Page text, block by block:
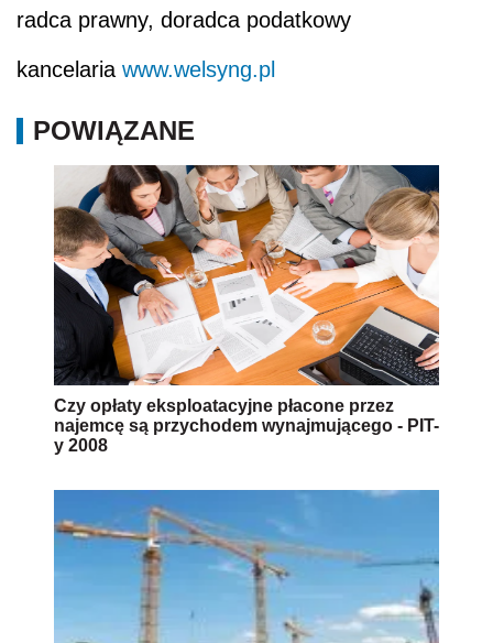
radca prawny, doradca podatkowy
kancelaria www.welsyng.pl
POWIĄZANE
Czy opłaty eksploatacyjne płacone przez
najemcę są przychodem wynajmującego - PIT-
y 2008